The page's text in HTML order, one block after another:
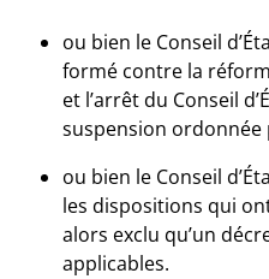
ou bien le Conseil
formé contre la
et l’arrêt du Conseil
suspension ordonnée
ou bien le Conseil
les dispositions qui
alors exclu qu’un
applicables.